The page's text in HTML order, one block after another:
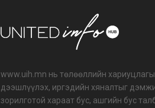
www.uih.mn нь төлөөллийн
дээшлүүлэх, иргэдийн хяналтыг
зорилготой хараат бус, ашгийн бус